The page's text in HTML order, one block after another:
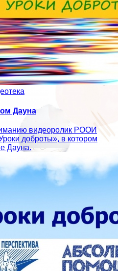
Дауна
видеоролик РООИ
доброты», в котором
Дауна.